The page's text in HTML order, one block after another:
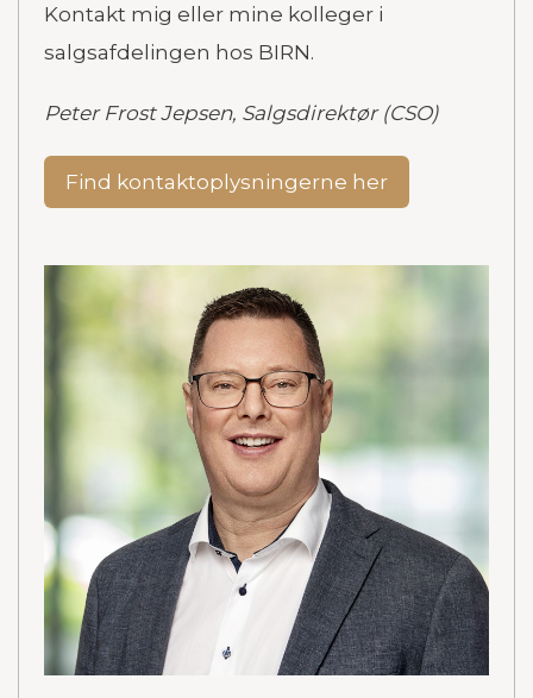
Kontakt mig eller mine kolleger i
salgsafdelingen hos BIRN.
Peter Frost Jepsen, Salgsdirektør (CSO)
Find kontaktoplysningerne her